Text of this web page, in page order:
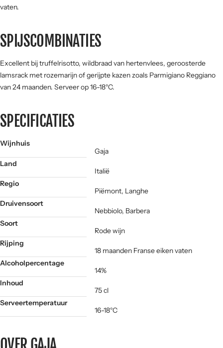
vaten.
SPIJSCOMBINATIES
Excellent bij truffelrisotto, wildbraad van hertenvlees, geroosterde
lamsrack met rozemarijn of gerijpte kazen zoals Parmigiano Reggiano
van 24 maanden. Serveer op 16-18°C.
SPECIFICATIES
Wijnhuis
Gaja
Land
Italië
Regio
Piëmont, Langhe
Druivensoort
Nebbiolo, Barbera
Soort
Rode wijn
Rijping
18 maanden Franse eiken vaten
Alcoholpercentage
14%
Inhoud
75 cl
Serveertemperatuur
16-18°C